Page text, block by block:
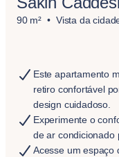
90 m² Vista da
Este apartamento
retiro confortável
design cuidadoso.
Experimente o
de ar condicionado
Acesse um espaço